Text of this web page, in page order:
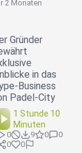
2 Monaten
Gründer
in das
Business
Padel-City
1 Stunde 10
Minuten
0 9 0
0
0
0